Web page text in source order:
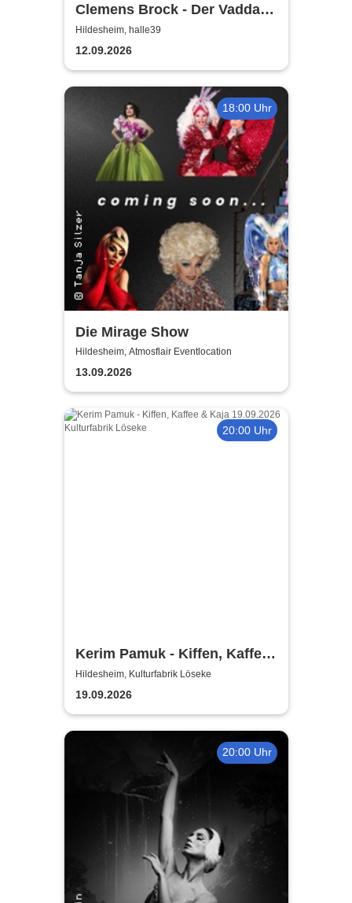
Clemens Brock - Der Vadda -
Früher war alles besser,
oder?
Hildesheim, halle39
12.09.2026
18:00 Uhr
Die Mirage Show
Hildesheim, Atmosflair Eventlocation
13.09.2026
20:00 Uhr
Kerim Pamuk - Kiffen, Kaffee
& Kajal
Hildesheim, Kulturfabrik Löseke
19.09.2026
20:00 Uhr